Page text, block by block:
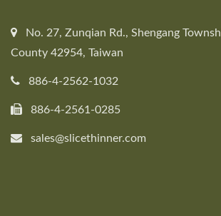
No. 27, Zunqian Rd., Shengang
County 42954, Taiwan
886-4-2562-1032
886-4-2561-0285
sales@slicethinner.com